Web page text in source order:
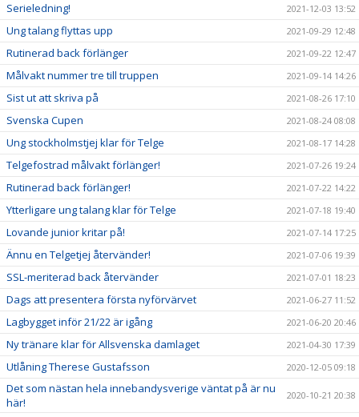
Serieledning! 2021-12-03 13:52
Ung talang flyttas upp 2021-09-29 12:48
Rutinerad back förlänger 2021-09-22 12:47
Målvakt nummer tre till truppen 2021-09-14 14:26
Sist ut att skriva på 2021-08-26 17:10
Svenska Cupen 2021-08-24 08:08
Ung stockholmstjej klar för Telge 2021-08-17 14:28
Telgefostrad målvakt förlänger! 2021-07-26 19:24
Rutinerad back förlänger! 2021-07-22 14:22
Ytterligare ung talang klar för Telge 2021-07-18 19:40
Lovande junior kritar på! 2021-07-14 17:25
Ännu en Telgetjej återvänder! 2021-07-06 19:39
SSL-meriterad back återvänder 2021-07-01 18:23
Dags att presentera första nyförvärvet 2021-06-27 11:52
Lagbygget inför 21/22 är igång 2021-06-20 20:46
Ny tränare klar för Allsvenska damlaget 2021-04-30 17:39
Utlåning Therese Gustafsson 2020-12-05 09:18
Det som nästan hela innebandysverige väntat på är nu
här!
2020-10-21 20:38